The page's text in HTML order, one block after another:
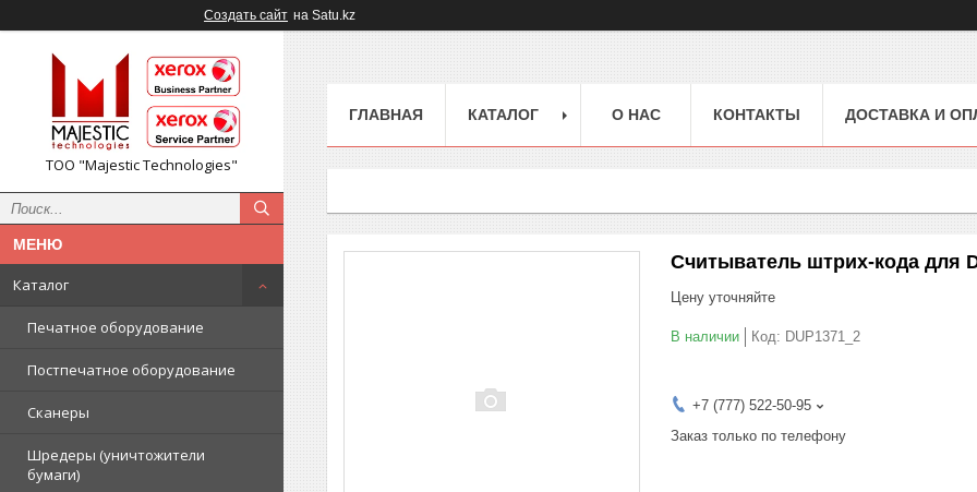
Создать сайт на Satu.kz
ТОО "Majestic Technologies"
Каталог
Печатное оборудование
Постпечатное оборудование
Сканеры
Шредеры (уничтожители
бумаги)
ГЛАВНАЯ КАТАЛОГ О НАС КОНТАКТЫ ДОСТАВКА И
Считыватель штрих-кода для
Цену уточняйте
В наличии Код: DUP1371_2
+7 (777) 522-50-95
Заказ только по телефону